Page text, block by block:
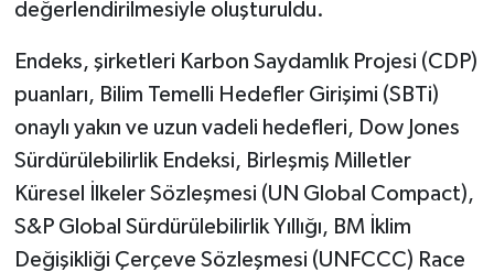
değerlendirilmesiyle oluşturuldu.
Endeks, şirketleri Karbon Saydamlık Projesi (CDP)
puanları, Bilim Temelli Hedefler Girişimi (SBTi)
onaylı yakın ve uzun vadeli hedefleri, Dow Jones
Sürdürülebilirlik Endeksi, Birleşmiş Milletler
Küresel İlkeler Sözleşmesi (UN Global Compact),
S&P Global Sürdürülebilirlik Yıllığı, BM İklim
Değişikliği Çerçeve Sözleşmesi (UNFCCC) Race